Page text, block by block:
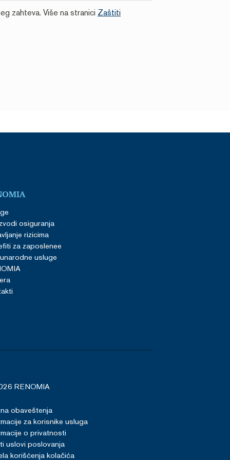
zahteva. Više na stranici Zaštiti
osiguranja
rizicima
za zaposlenee
usluge
RENOMIA
obaveštenja
za korisnike usluga
o privatnosti
uslovi poslovanja
korišćenja kolačića